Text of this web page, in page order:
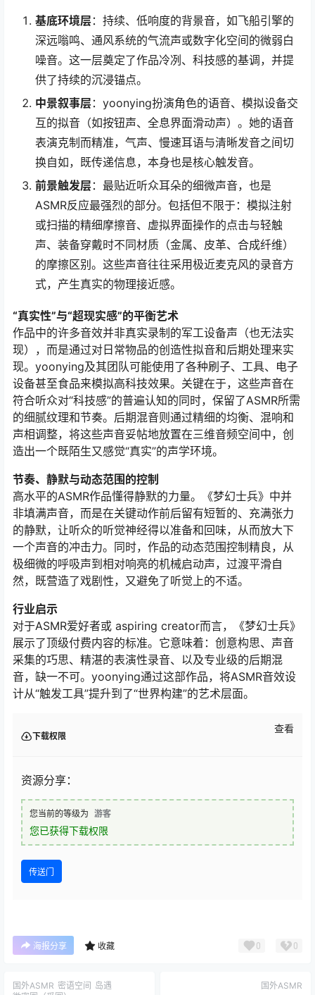
基底环境层：持续、低响度的背景音，如飞船引擎的
深远嗡鸣、通风系统的气流声或数字化空间的微弱白
噪音。这一层奠定了作品冷冽、科技感的基调，并提
供了持续的沉浸锚点。
中景叙事层：yoonying扮演角色的语音、模拟设备交
互的拟音（如按钮声、全息界面滑动声）。她的语音
表演克制而精准，气声、慢速耳语与清晰发音之间切
换自如，既传递信息，本身也是核心触发音。
前景触发层：最贴近听众耳朵的细微声音，也是
ASMR反应最强烈的部分。包括但不限于：模拟注射
或扫描的精细摩擦音、虚拟界面操作的点击与轻触
声、装备穿戴时不同材质（金属、皮革、合成纤维）
的摩擦区别。这些声音往往采用极近麦克风的录音方
式，产生真实的物理接近感。
“真实性”与“超现实感”的平衡艺术
作品中的许多音效并非真实录制的军工设备声（也无法实
现），而是通过对日常物品的创造性拟音和后期处理来实
现。yoonying及其团队可能使用了各种刷子、工具、电子
设备甚至食品来模拟高科技效果。关键在于，这些声音在
符合听众对“科技感”的普遍认知的同时，保留了ASMR所需
的细腻纹理和节奏。后期混音则通过精细的均衡、混响和
声相调整，将这些声音妥帖地放置在三维音频空间中，创
造出一个既陌生又感觉“真实”的声学环境。
节奏、静默与动态范围的控制
高水平的ASMR作品懂得静默的力量。《梦幻士兵》中并
非填满声音，而是在关键动作前后留有短暂的、充满张力
的静默，让听众的听觉神经得以准备和回味，从而放大下
一个声音的冲击力。同时，作品的动态范围控制精良，从
极细微的呼吸声到相对响亮的机械启动声，过渡平滑自
然，既营造了戏剧性，又避免了听觉上的不适。
行业启示
对于ASMR爱好者或 aspiring creator而言，《梦幻士兵》
展示了顶级付费内容的标准。它意味着：创意构思、声音
采集的巧思、精湛的表演性录音、以及专业级的后期混
音，缺一不可。yoonying通过这部作品，将ASMR音效设
计从“触发工具”提升到了“世界构建”的艺术层面。
下载权限
查看
资源分享：
您当前的等级为 游客
您已获得下载权限
传送门
海报分享 收藏 0 0
国外ASMR 密语空间 岛遇
国外ASMR